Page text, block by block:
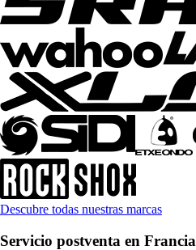
Descubre todas nuestras marcas
Servicio postventa en Francia